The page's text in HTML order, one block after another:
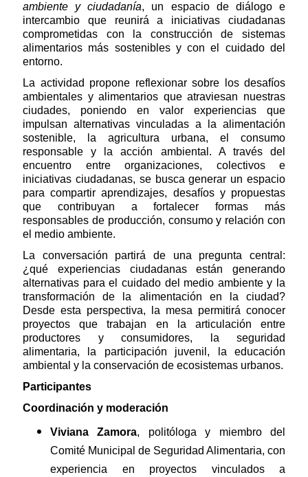
ambiente y ciudadanía, un espacio de diálogo e
intercambio que reunirá a iniciativas ciudadanas
comprometidas con la construcción de sistemas
alimentarios más sostenibles y con el cuidado del
entorno.
La actividad propone reflexionar sobre los desafíos
ambientales y alimentarios que atraviesan nuestras
ciudades, poniendo en valor experiencias que
impulsan alternativas vinculadas a la alimentación
sostenible, la agricultura urbana, el consumo
responsable y la acción ambiental. A través del
encuentro entre organizaciones, colectivos e
iniciativas ciudadanas, se busca generar un espacio
para compartir aprendizajes, desafíos y propuestas
que contribuyan a fortalecer formas más
responsables de producción, consumo y relación con
el medio ambiente.
La conversación partirá de una pregunta central:
¿qué experiencias ciudadanas están generando
alternativas para el cuidado del medio ambiente y la
transformación de la alimentación en la ciudad?
Desde esta perspectiva, la mesa permitirá conocer
proyectos que trabajan en la articulación entre
productores y consumidores, la seguridad
alimentaria, la participación juvenil, la educación
ambiental y la conservación de ecosistemas urbanos.
Participantes
Coordinación y moderación
Viviana Zamora, politóloga y miembro del
Comité Municipal de Seguridad Alimentaria, con
experiencia en proyectos vinculados a